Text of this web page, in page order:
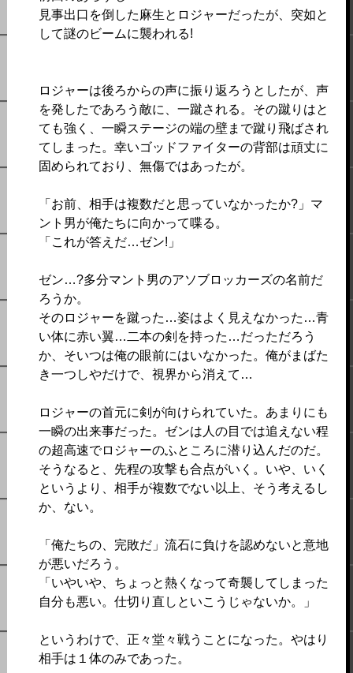
見事出口を倒した麻生とロジャーだったが、突如と
して謎のビームに襲われる!
ロジャーは後ろからの声に振り返ろうとしたが、声
を発したであろう敵に、一蹴される。その蹴りはと
ても強く、一瞬ステージの端の壁まで蹴り飛ばされ
てしまった。幸いゴッドファイターの背部は頑丈に
固められており、無傷ではあったが。
「お前、相手は複数だと思っていなかったか?」マ
ント男が俺たちに向かって喋る。
「これが答えだ…ゼン!」
ゼン…?多分マント男のアソブロッカーズの名前だ
ろうか。
そのロジャーを蹴った…姿はよく見えなかった…青
い体に赤い翼…二本の剣を持った…だっただろう
か、そいつは俺の眼前にはいなかった。俺がまばた
き一つしやだけで、視界から消えて…
ロジャーの首元に剣が向けられていた。あまりにも
一瞬の出来事だった。ゼンは人の目では追えない程
の超高速でロジャーのふところに潜り込んだのだ。
そうなると、先程の攻撃も合点がいく。いや、いく
というより、相手が複数でない以上、そう考えるし
か、ない。
「俺たちの、完敗だ」流石に負けを認めないと意地
が悪いだろう。
「いやいや、ちょっと熱くなって奇襲してしまった
自分も悪い。仕切り直しといこうじゃないか。」
というわけで、正々堂々戦うことになった。やはり
相手は１体のみであった。